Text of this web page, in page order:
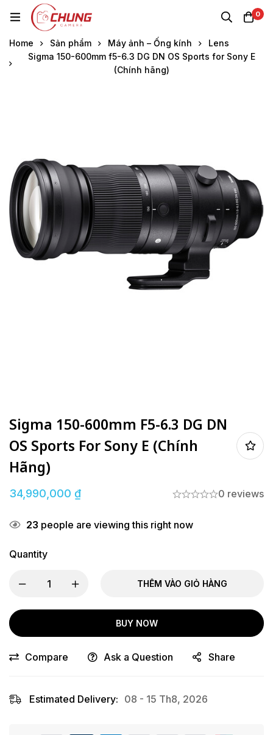
0
Home Sản phẩm Máy ảnh – Ống kính
Lens
Sigma 150-600mm f5-6.3 DG DN OS Sports for Sony E
(Chính hãng)
Sigma 150-600mm F5-6.3 DG DN
OS Sports For Sony E (Chính
Hãng)
34,990,000 ₫ 0 reviews
23 people are viewing this right now
Quantity
THÊM VÀO GIỎ HÀNG
BUY NOW
Compare Ask a Question Share
Estimated Delivery: 08 - 15 Th8, 2026